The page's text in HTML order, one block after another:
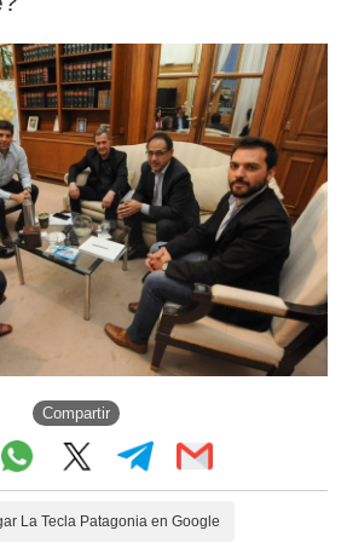
Compartir
La Tecla Patagonia en Google